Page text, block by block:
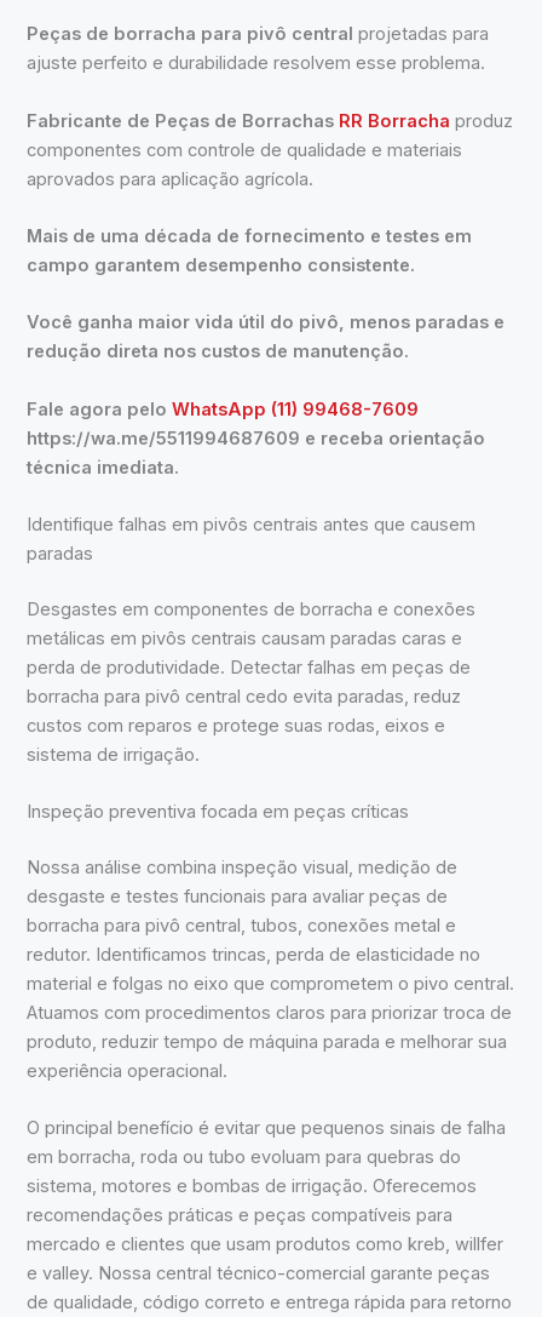
Peças de borracha para pivô central projetadas para
ajuste perfeito e durabilidade resolvem esse problema.
Fabricante de Peças de Borrachas RR Borracha produz
componentes com controle de qualidade e materiais
aprovados para aplicação agrícola.
Mais de uma década de fornecimento e testes em
campo garantem desempenho consistente.
Você ganha maior vida útil do pivô, menos paradas e
redução direta nos custos de manutenção.
Fale agora peloWhatsApp (11) 99468-7609
https://wa.me/5511994687609 e receba orientação
técnica imediata.
Identifique falhas em pivôs centrais antes que causem
paradas
Desgastes em componentes de borracha e conexões
metálicas em pivôs centrais causam paradas caras e
perda de produtividade. Detectar falhas em peças de
borracha para pivô central cedo evita paradas, reduz
custos com reparos e protege suas rodas, eixos e
sistema de irrigação.
Inspeção preventiva focada em peças críticas
Nossa análise combina inspeção visual, medição de
desgaste e testes funcionais para avaliar peças de
borracha para pivô central, tubos, conexões metal e
redutor. Identificamos trincas, perda de elasticidade no
material e folgas no eixo que comprometem o pivo central.
Atuamos com procedimentos claros para priorizar troca de
produto, reduzir tempo de máquina parada e melhorar sua
experiência operacional.
O principal benefício é evitar que pequenos sinais de falha
em borracha, roda ou tubo evoluam para quebras do
sistema, motores e bombas de irrigação. Oferecemos
recomendações práticas e peças compatíveis para
mercado e clientes que usam produtos como kreb, willfer
e valley. Nossa central técnico-comercial garante peças
de qualidade, código correto e entrega rápida para retorno